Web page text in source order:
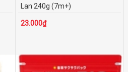
Lan 240g (7m+)
23.000₫